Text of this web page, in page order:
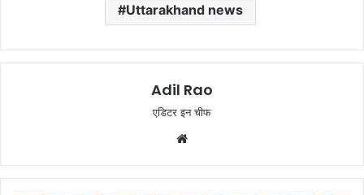
Uttarakhand news
Adil Rao
एडिटर इन चीफ
b